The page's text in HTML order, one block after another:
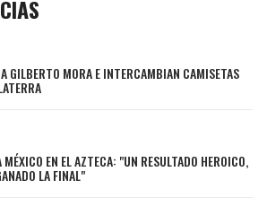
GILBERTO MORA E INTERCAMBIAN CAMISETAS
EN EL AZTECA: "UN RESULTADO HEROICO,
LA FINAL"